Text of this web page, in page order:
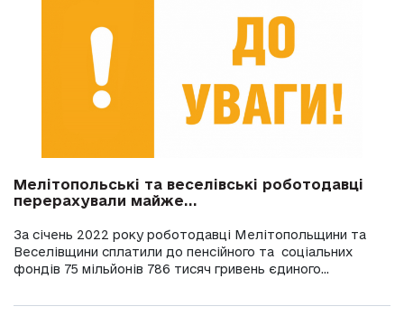
Мелітопольські та веселівські роботодавці
перерахували майже...
За січень 2022 року роботодавці Мелітопольщини та
Веселівщини сплатили до пенсійного та соціальних
фондів 75 мільйонів 786 тисяч гривень єдиного...